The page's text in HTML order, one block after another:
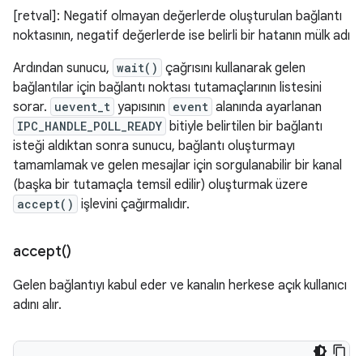
[retval]: Negatif olmayan değerlerde oluşturulan bağlantı
noktasının, negatif değerlerde ise belirli bir hatanın mülk adı
Ardından sunucu, wait() çağrısını kullanarak gelen
bağlantılar için bağlantı noktası tutamaçlarının listesini
sorar. uevent_t yapısının event alanında ayarlanan
IPC_HANDLE_POLL_READY bitiyle belirtilen bir bağlantı
isteği aldıktan sonra sunucu, bağlantı oluşturmayı
tamamlamak ve gelen mesajlar için sorgulanabilir bir kanal
(başka bir tutamaçla temsil edilir) oluşturmak üzere
accept() işlevini çağırmalıdır.
accept()
Gelen bağlantıyı kabul eder ve kanalın herkese açık kullanıcı
adını alır.